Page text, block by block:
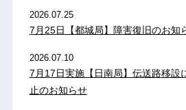
2026.07.25
7月25日【都城局】障害復旧のお知
2026.07.10
7月17日実施【日南局】伝送路移設
止のお知らせ